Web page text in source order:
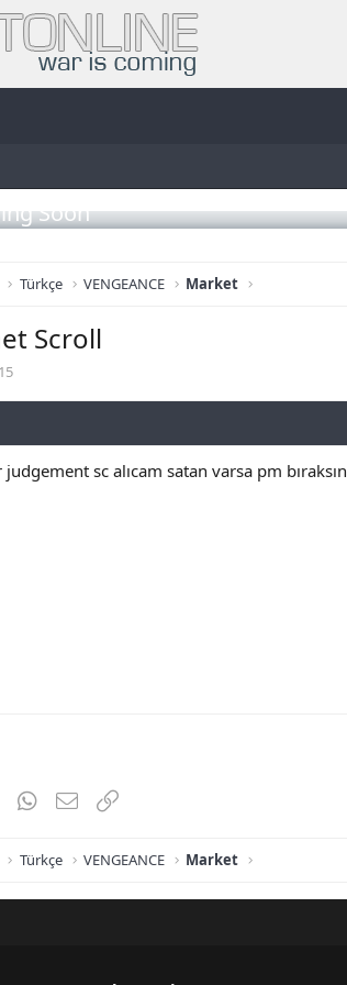
Soon
Türkçe VENGEANCE Market
Scroll
judgement sc alıcam satan varsa pm bıraksın
TumblrWhatsApp
E-postaLink
Türkçe VENGEANCE Market